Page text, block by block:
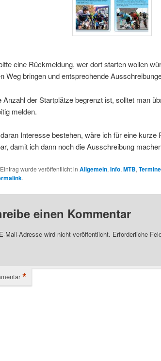
eine Rückmeldung, wer dort starten wollen
Weg bringen und entsprechende
Anzahl der Startplätze begrenzt ist, solltet man
melden.
Interesse bestehen, wäre ich für eine kurze
damit ich dann noch die Ausschreibung
wurde veröffentlicht in Allgemein, Info, MTB, Termine
.
einen Kommentar
Mail-Adresse wird nicht veröffentlicht. Erforderliche
*